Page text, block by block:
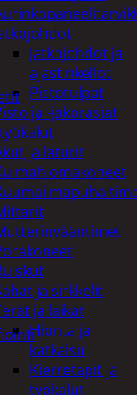
Jatkojohdot ja
ajastinkellot
Pistotulpat
ja -jakorasiat
ja laturit
ja sirkkelit
ja laikat
Hionta ja
katkaisu
Kierretapit ja
työkalut